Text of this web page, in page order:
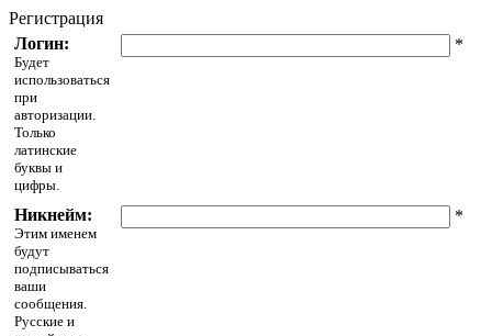
Регистрация
Логин:
Будет
использоваться
при
авторизации.
Только
латинские
буквы и
цифры.
*
Никнейм:
Этим именем
будут
подписываться
ваши
сообщения.
Русские и
*